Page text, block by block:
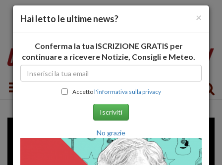
Toggle navigation
×
Hai letto le ultime news?
Conferma la tua ISCRIZIONE GRATIS per
continuare a ricevere Notizie, Consigli e Meteo.
Accettol'informativa sulla privacy
Iscriviti
No grazie